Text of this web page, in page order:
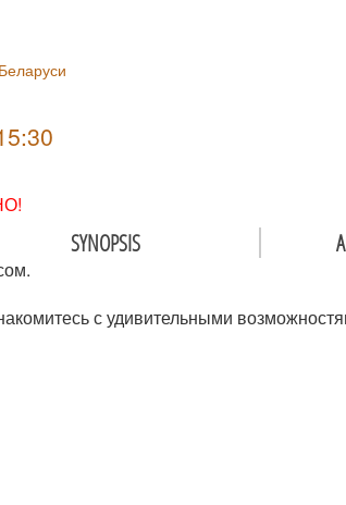
SYNOPSIS
с удивительными